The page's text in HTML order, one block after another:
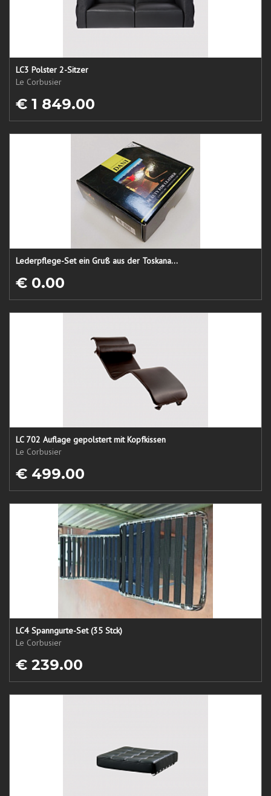
LC3 Polster 2-Sitzer
Le Corbusier
€ 1 849.00
Lederpflege-Set ein Gruß aus der Toskana...
€ 0.00
LC 702 Auflage gepolstert mit Kopfkissen
Le Corbusier
€ 499.00
LC4 Spanngurte-Set (35 Stck)
Le Corbusier
€ 239.00